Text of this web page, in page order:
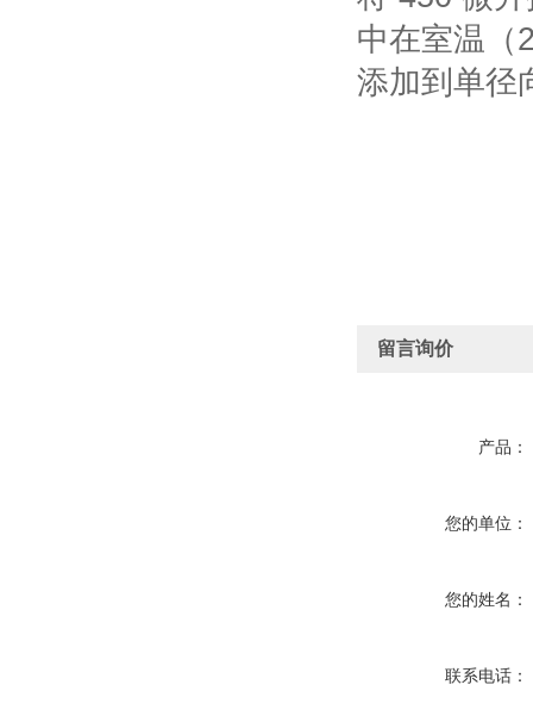
中在室温（
添加到单径
留言询价
产品：
您的单位：
您的姓名：
联系电话：